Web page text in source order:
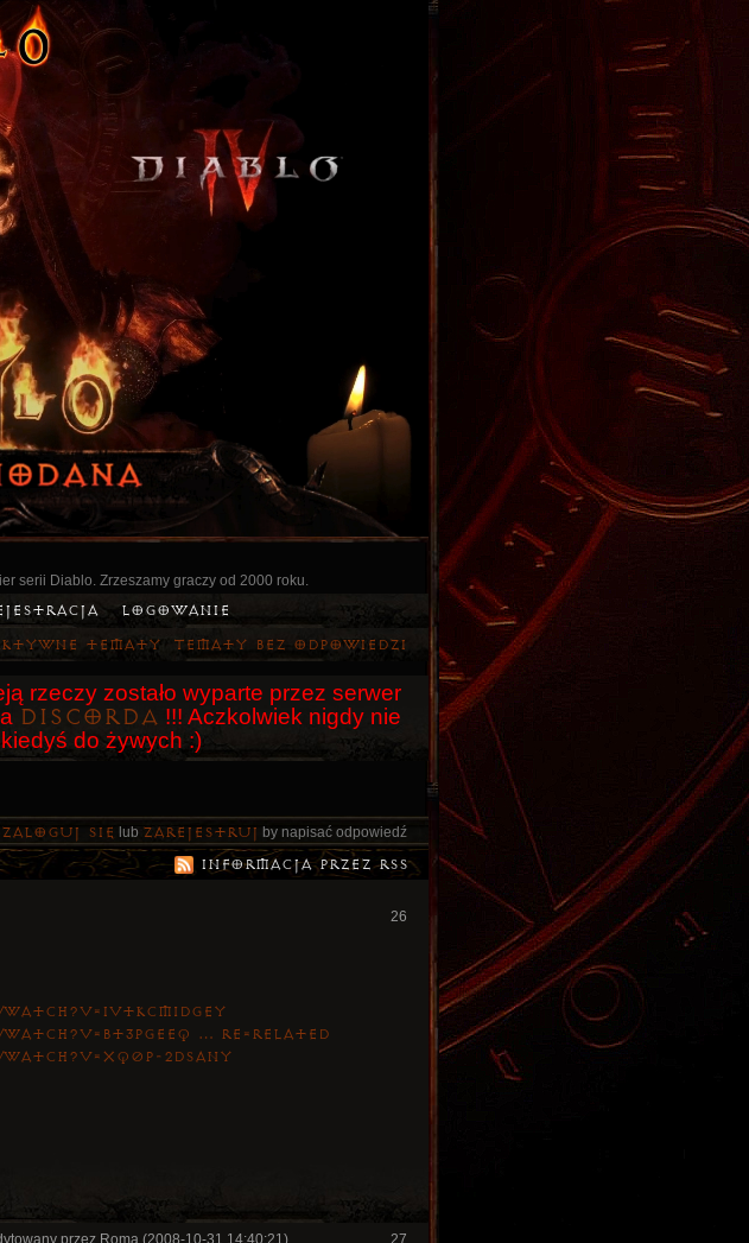
serii Diablo. Zrzeszamy graczy od 2000 roku.
Logowanie
tematy Tematy bez odpowiedzi
rzeczy zostało wyparte przez serwer
Discorda !!! Aczkolwiek nigdy nie
do żywych :)
Zaloguj się lub zarejestruj by napisać odpowiedź
Informacja przez RSS
26
… re=related
2DsANY
27
przez Roma (2008-10-31 14:40:21)